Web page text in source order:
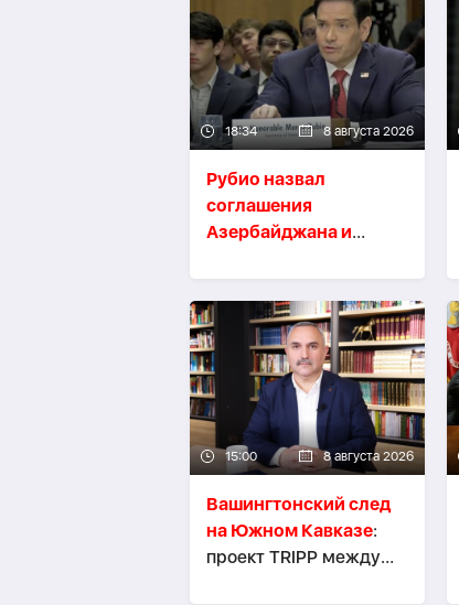
18:34 8 августа 2026
Рубио назвал
соглашения
Азербайджана и
историческим
прорывом-ФОТО
15:00 8 августа 2026
Вашингтонский след
на Южном Кавказе:
проект TRIPР между